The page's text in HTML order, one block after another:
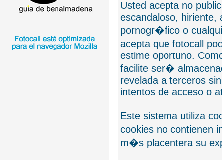
Usted acepta no
escandaloso, hiriente,
pornogr�fico o
acepta que fotocall
estime oportuno.
facilite ser�
revelada a terceros
intentos de acceso o
Este sistema utiliza
cookies no contienen
m�s placentera su